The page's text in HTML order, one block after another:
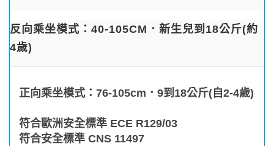
反向乘坐模式：40-105CM．新生兒到18公斤(約
4歲)
正向乘坐模式：76-105cm．9到18公斤(自2-4歲)
符合歐洲安全標準 ECE R129/03
符合安全標準 CNS 11497